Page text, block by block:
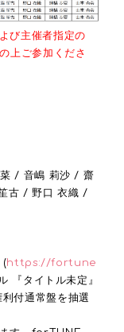
び主催者指定の
上ご参加くださ
/ 音嶋 莉沙 / 齋
古 / 野口 衣織 /
(https://fortune
『タイトル未定』
付通常盤を抽選